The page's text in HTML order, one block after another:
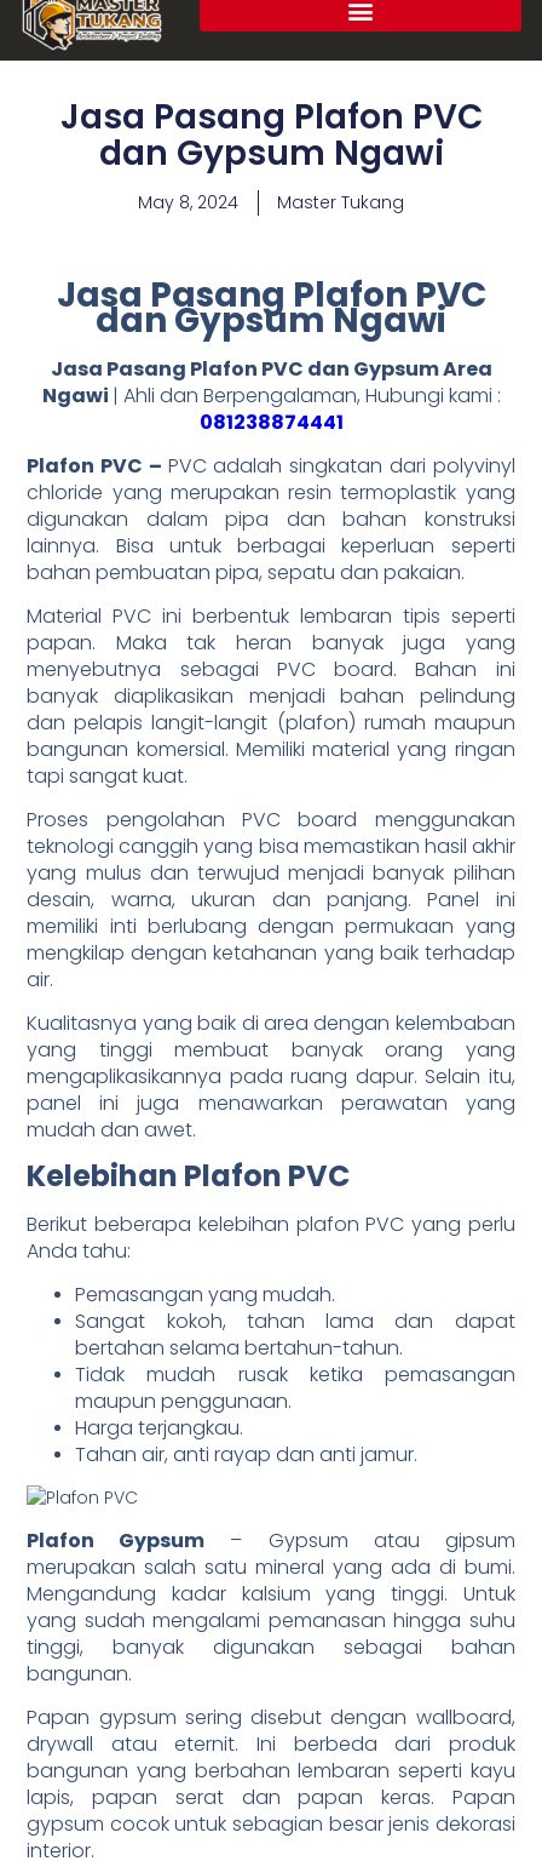
Jasa Pasang Plafon PVC
dan Gypsum Ngawi
May 8, 2024 Master Tukang
Jasa Pasang Plafon PVC
dan Gypsum Ngawi
Jasa Pasang Plafon PVC dan Gypsum Area
Ngawi | Ahli dan Berpengalaman, Hubungi kami :
081238874441
Plafon PVC – PVC adalah singkatan dari polyvinyl
chloride yang merupakan resin termoplastik yang
digunakan dalam pipa dan bahan konstruksi
lainnya. Bisa untuk berbagai keperluan seperti
bahan pembuatan pipa, sepatu dan pakaian.
Material PVC ini berbentuk lembaran tipis seperti
papan. Maka tak heran banyak juga yang
menyebutnya sebagai PVC board. Bahan ini
banyak diaplikasikan menjadi bahan pelindung
dan pelapis langit-langit (plafon) rumah maupun
bangunan komersial. Memiliki material yang ringan
tapi sangat kuat.
Proses pengolahan PVC board menggunakan
teknologi canggih yang bisa memastikan hasil akhir
yang mulus dan terwujud menjadi banyak pilihan
desain, warna, ukuran dan panjang. Panel ini
memiliki inti berlubang dengan permukaan yang
mengkilap dengan ketahanan yang baik terhadap
air.
Kualitasnya yang baik di area dengan kelembaban
yang tinggi membuat banyak orang yang
mengaplikasikannya pada ruang dapur. Selain itu,
panel ini juga menawarkan perawatan yang
mudah dan awet.
Kelebihan Plafon PVC
Berikut beberapa kelebihan plafon PVC yang perlu
Anda tahu:
Pemasangan yang mudah.
Sangat kokoh, tahan lama dan dapat
bertahan selama bertahun-tahun.
Tidak mudah rusak ketika pemasangan
maupun penggunaan.
Harga terjangkau.
Tahan air, anti rayap dan anti jamur.
Plafon Gypsum – Gypsum atau gipsum
merupakan salah satu mineral yang ada di bumi.
Mengandung kadar kalsium yang tinggi. Untuk
yang sudah mengalami pemanasan hingga suhu
tinggi, banyak digunakan sebagai bahan
bangunan.
Papan gypsum sering disebut dengan wallboard,
drywall atau eternit. Ini berbeda dari produk
bangunan yang berbahan lembaran seperti kayu
lapis, papan serat dan papan keras. Papan
gypsum cocok untuk sebagian besar jenis dekorasi
interior.